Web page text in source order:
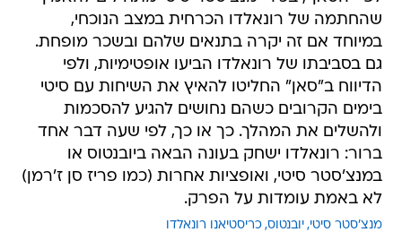
שהחתמה של רונאלדו הכרחית במצב הנוכחי,
במיוחד אם זה יקרה בתנאים שלהם ובשכר מופחת.
גם בסביבתו של רונאלדו הביעו אופטימיות, ולפי
הדיווח ב"סאן" החליטו להאיץ את השיחות עם סיטי
בימים הקרובים כשהם נחושים להגיע להסכמות
ולהשלים את המהלך. כך או כך, לפי שעה דבר אחד
ברור: רונאלדו ישחק בעונה הבאה ביובנטוס או
במנצ'סטר סיטי, ואופציות אחרות (כמו פריז סן ז'רמן)
לא באמת עומדות על הפרק.
מנצ'סטר סיטי יובנטוס כריסטיאנו רונאלדו